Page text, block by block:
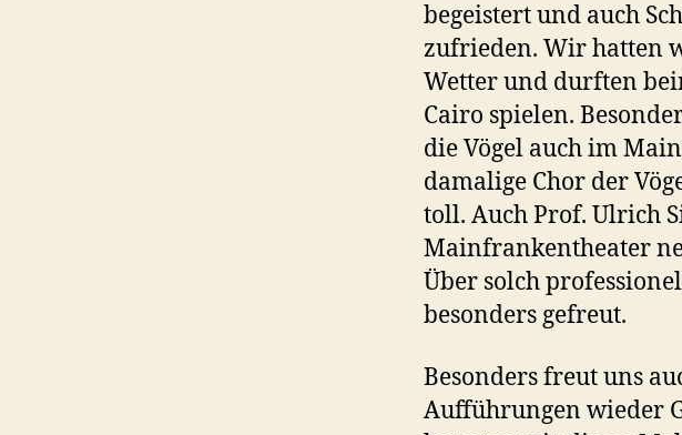
begeistert und auch
zufrieden. Wir hatten
Wetter und durften
Cairo spielen.
die Vögel auch im
damalige Chor der
toll. Auch Prof. Ulrich
Mainfrankentheater
Über solch
besonders gefreut.
Besonders freut uns
Aufführungen wieder